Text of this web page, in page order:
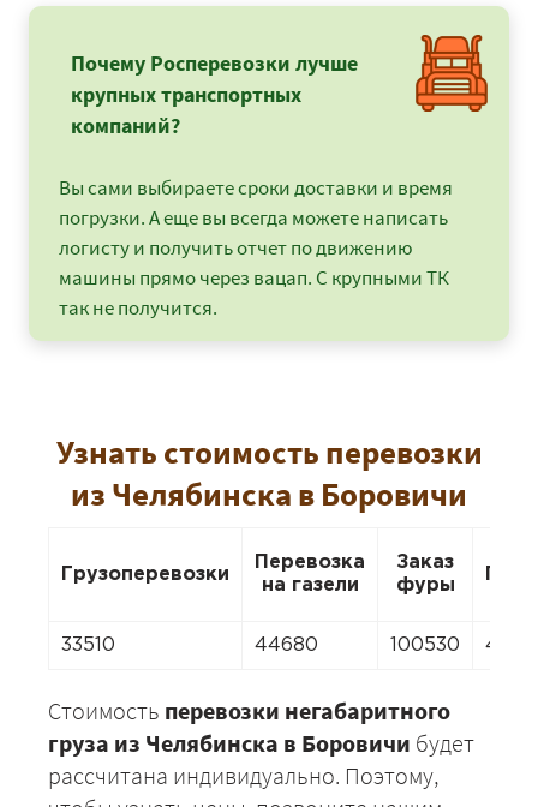
Почему Росперевозки лучше
крупных транспортных
компаний?
Вы сами выбираете сроки доставки и время
погрузки. А еще вы всегда можете написать
логисту и получить отчет по движению
машины прямо через вацап. С крупными ТК
так не получится.
Узнать стоимость перевозки
из Челябинска в Боровичи
Грузоперевозки
Перевозка
на газели
Заказ
фуры
33510 44680 100530
Стоимость перевозки негабаритного
груза из Челябинска в Боровичи будет
рассчитана индивидуально. Поэтому,